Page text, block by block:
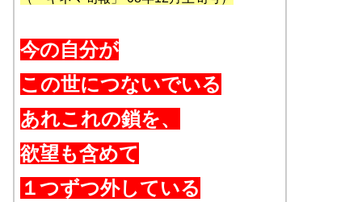
今の自分が
この世につないでいる
あれこれの鎖を、
欲望も含めて
１つずつ外している